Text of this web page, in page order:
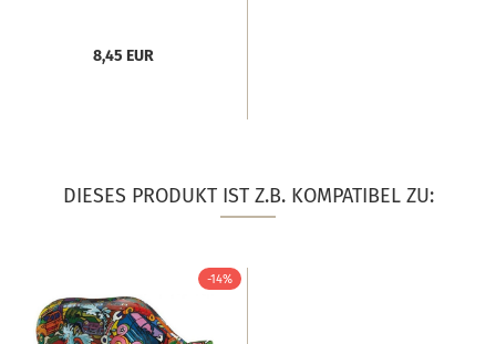
8,45 EUR
DIESES PRODUKT IST Z.B. KOMPATIBEL ZU:
-14%